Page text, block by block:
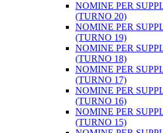
NOMINE PER
(TURNO 20)
NOMINE PER
(TURNO 19)
NOMINE PER
(TURNO 18)
NOMINE PER
(TURNO 17)
NOMINE PER
(TURNO 16)
NOMINE PER
(TURNO 15)